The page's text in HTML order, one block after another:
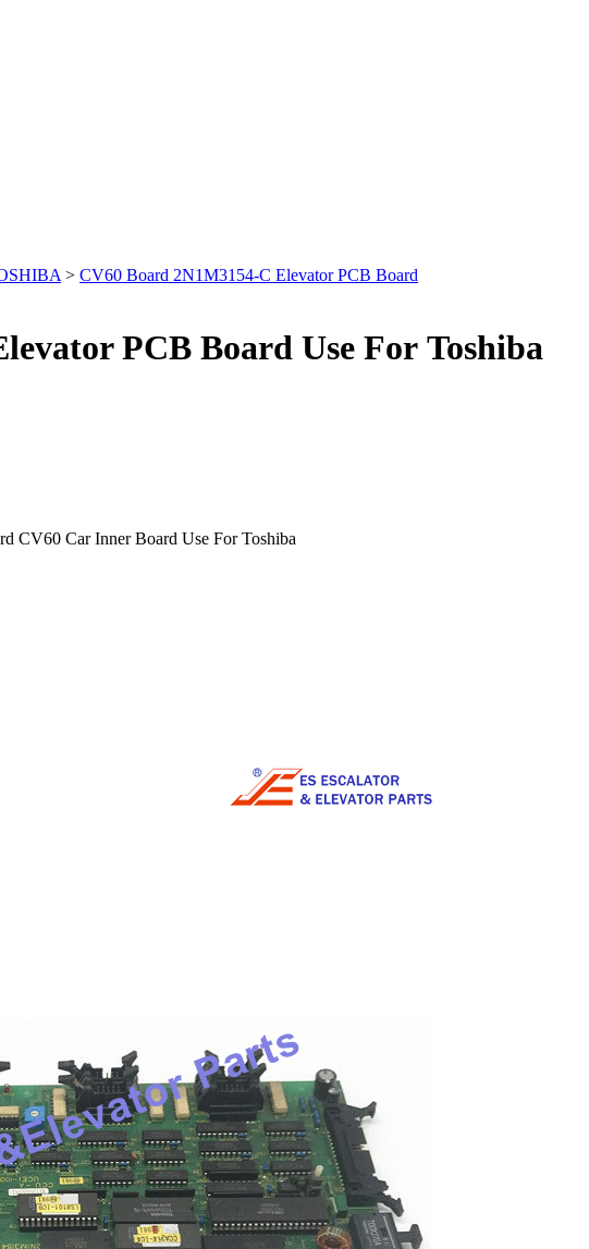
> CV60 Board 2N1M3154-C Elevator PCB Board
PCB Board Use For Toshiba
CV60 Car Inner Board Use For Toshiba